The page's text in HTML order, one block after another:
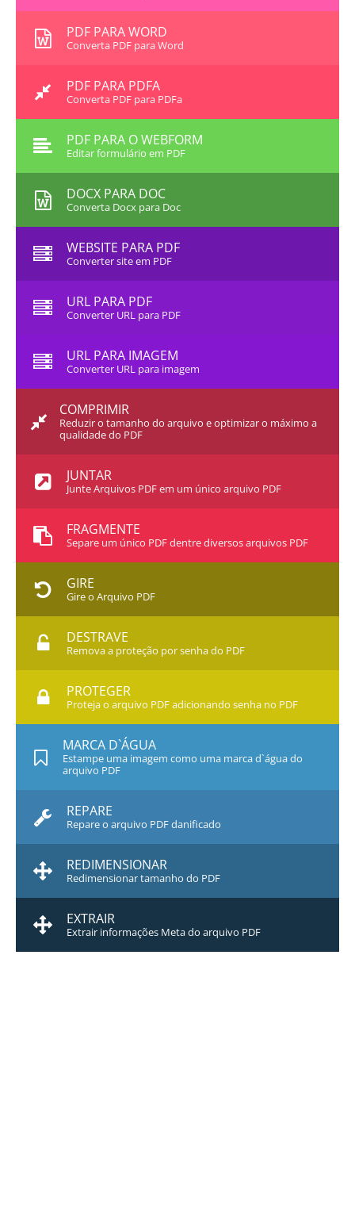
PDF PARA WORD
Converta PDF para Word
PDF PARA PDFA
Converta PDF para PDFa
PDF PARA O WEBFORM
Editar formulário em PDF
DOCX PARA DOC
Converta Docx para Doc
WEBSITE PARA PDF
Converter site em PDF
URL PARA PDF
Converter URL para PDF
URL PARA IMAGEM
Converter URL para imagem
COMPRIMIR
Reduzir o tamanho do arquivo e optimizar o máximo a
qualidade do PDF
JUNTAR
Junte Arquivos PDF em um único arquivo PDF
FRAGMENTE
Separe um único PDF dentre diversos arquivos PDF
GIRE
Gire o Arquivo PDF
DESTRAVE
Remova a proteção por senha do PDF
PROTEGER
Proteja o arquivo PDF adicionando senha no PDF
MARCA D`ÁGUA
Estampe uma imagem como uma marca d`água do
arquivo PDF
REPARE
Repare o arquivo PDF danificado
REDIMENSIONAR
Redimensionar tamanho do PDF
EXTRAIR
Extrair informações Meta do arquivo PDF